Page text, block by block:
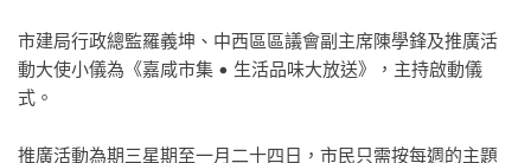
市建局行政總監羅義坤、中西區區議會副主席陳學鋒及推廣活
動大使小儀為《嘉咸市集 • 生活品味大放送》，主持啟動儀
式。
推廣活動為期三星期至一月二十四日，市民只需按每週的主題